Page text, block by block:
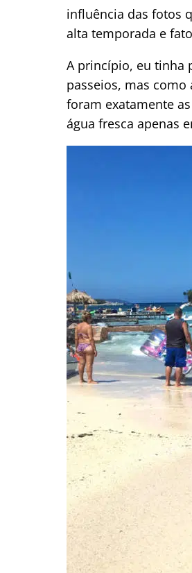
influência das fotos
alta temporada e
A princípio, eu tinha
passeios, mas
foram exatamente
água fresca apenas